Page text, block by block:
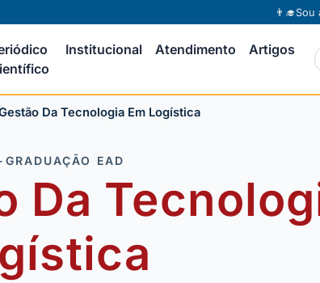
👨‍🎓Sou
Institucional Atendimento Artigos
Da Tecnologia Em Logística
GRADUAÇÃO EAD
Da